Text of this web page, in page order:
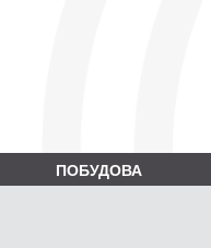
ПОБУДОВА